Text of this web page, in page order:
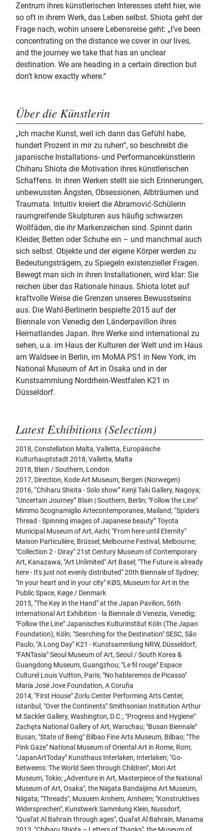
Zentrum ihres künstlerischen Interesses steht hier, wie
so oft in ihrem Werk, das Leben selbst. Shiota geht der
Frage nach, wohin unsere Lebensreise geht: „I’ve been
concentrating on the distance we cover in our lives,
and the journey we take that has an unclear
destination. We are heading in a certain direction but
don’t know exactly where.“
Über die Künstlerin
„Ich mache Kunst, weil ich dann das Gefühl habe,
hundert Prozent in mir zu ruhen“, so beschreibt die
japanische Installations- und Performancekünstlerin
Chiharu Shiota die Motivation ihres künstlerischen
Schaffens. In ihren Werken stellt sie sich Erinnerungen,
unbewussten Ängsten, Obsessionen, Albträumen und
Traumata. Intuitiv kreiert die Abramović-Schülerin
raumgreifende Skulpturen aus häufig schwarzen
Wollfäden, die ihr Markenzeichen sind. Spinnt darin
Kleider, Betten oder Schuhe ein – und manchmal auch
sich selbst. Objekte und der eigene Körper werden zu
Bedeutungsträgern, zu Spiegeln existenzieller Fragen.
Bewegt man sich in ihren Installationen, wird klar: Sie
reichen über das Rationale hinaus. Shiota lotet auf
kraftvolle Weise die Grenzen unseres Bewusstseins
aus. Die Wahl-Berlinerin bespielte 2015 auf der
Biennale von Venedig den Länderpavillon ihres
Heimatlandes Japan. Ihre Werke sind international zu
sehen, u.a. im Haus der Kulturen der Welt und im Haus
am Waldsee in Berlin, im MoMA PS1 in New York, im
National Museum of Art in Osaka und in der
Kunstsammlung Nordrhein-Westfalen K21 in
Düsseldorf.
Latest Exhibitions (Selection)
2018, Constellation Malta, Valletta, Europäische
Kulturhauptstadt 2018, Valletta, Malta
2018, Blain / Southern, London
2017, Direction, Kode Art Museum, Bergen (Norwegen)
2016, “Chiharu Shiota - Solo show” Kenji Taki Gallery, Nagoya;
“Uncertain Journey” Blain | Southern, Berlin; "Follow the Line"
Mimmo Scognamiglio Artecontemporanea, Mailand; “Spider's
Thread - Spinning images of Japanese beauty” Toyota
Municipal Museum of Art, Aichi; "From here until Eternity"
Maison Particulière, Brüssel; Melbourne Festival, Melbourne;
"Collection 2 - Diray" 21st Century Museum of Contemporary
Art, Kanazawa; "Art Unlimited" Art Basel; "The Future is already
here - It's just not evenly distributed" 20th Biennale of Sydney;
"In your heart and in your city" KØS, Museum for Art in the
Public Space, Køge / Denmark
2015, "The Key in the Hand" at the Japan Pavilion, 56th
International Art Exhibition - la Biennale di Venezia, Venedig;
"Follow the Line" Japanisches Kulturinstitut Köln (The Japan
Foundation), Köln; "Searching for the Destination" SESC, São
Paulo; "A Long Day" K21 - Kunstsammlung NRW, Düsseldorf;
"FANTasia" Seoul Museum of Art, Seoul / South Korea &
Guangdong Museum, Guangzhou; "Le fil rouge" Espace
Culturel Louis Vuitton, Paris; "No hablaremos de Picasso"
María José Jove Foundation, A Coruña
2014, "First House" Zorlu Center Performing Arts Center,
Istanbul; "Over the Continents" Smithsonian Institution Arthur
M.Sackler Gallery, Washington, D.C.; "Progress and Hygiene"
Zachęta National Gallery of Art, Warschau; "Busan Biennale"
Busan; "State of Being" Bilbao Fine Arts Museum, Bilbao; "The
Pink Gaze" National Museum of Oriental Art in Rome, Rom;
"JapanArtToday" Kunsthaus Interlaken, Interlaken; "Go-
Betweens: The World Seen through Children", Mori Art
Museum, Tokio; „Adventure in Art, Masterpiece of the National
Museum of Art, Osaka", the Niigata Bandaijima Art Museum,
Niigata; "Threads", Musuem Arnhem, Arnheim; "Konstruktives
Widersprechen", Kunstwerk Sammlung Klein, Nussdorf;
"Qual'at Al Bahrain through ages", Qual'at Al Bahrain, Manama